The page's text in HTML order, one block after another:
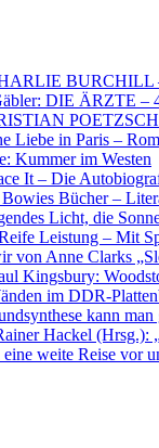
BURCHILL
DIE ÄRZTE –
POETZSCH
Liebe in Paris –
Kummer im Westen
It – Die
Bücher –
Licht, die
Leistung – Mit
von Anne Clarks
Kingsbury:
im DDR-
kann
Hackel (Hrsg.):
eine weite Reise